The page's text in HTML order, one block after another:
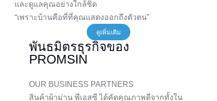
และดูแลคุณอย่างใกล้ชิด
“เพราะบ้านคือที่ที่คุณแสดงออกถึงตัวตน”
ดูเพิ่มเติม
พันธมิตรธุรกิจของ
PROMSIN
OUR BUSINESS PARTNERS
สินค้าผ้าม่าน พีเอสซี ได้คัดคุณภาพดีจากทั้งใน